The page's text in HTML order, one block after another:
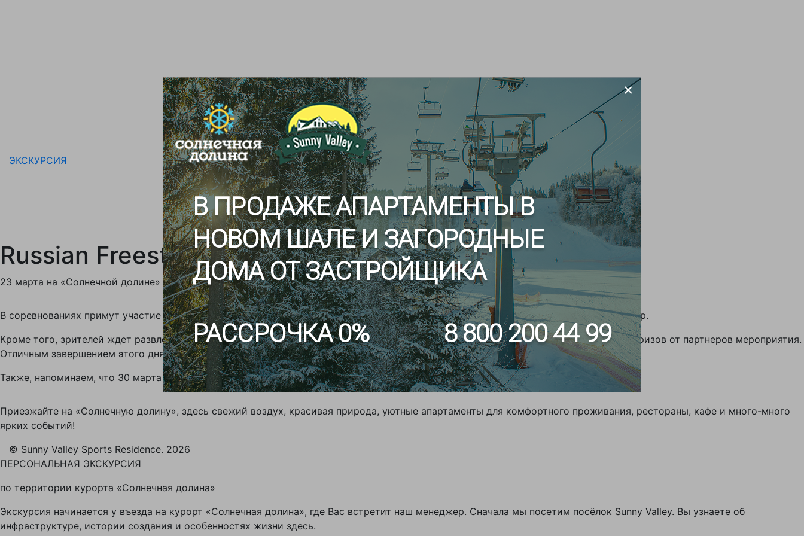
ЭКСКУРСИЯ
8 800 200-44-99
+7 351 220-00-22
Russian Freestyle Games на «Солнечной долине»
23 марта на «Солнечной долине» пройдет ежегодный фестиваль фристайла и сноуборда Russian Freestyle Games!
В соревнованиях примут участие спортсмены из России и из-за рубежа. Спортсмены выступят в дисциплинах слоуп-стайл и биг-эйр.
Кроме того, зрителей ждет развлекательная программа: танцевальный шоу-балет, диджей, ведущий, аниматоры, а еще розыгрыш призов от партнеров мероприятия.
Отличным завершением этого дня станет вечеринка в кафе у подножия горы. Не пропустите!
Также, напоминаем, что 30 марта на курорте состоится грандиозный спуск в купальниках и карнавальных костюмах!
Приезжайте на «Солнечную долину», здесь свежий воздух, красивая природа, уютные апартаменты для комфортного проживания, рестораны, кафе и много-много
ярких событий!
© Sunny Valley Sports Residence. 2026
ПЕРСОНАЛЬНАЯ ЭКСКУРСИЯ
по территории курорта «Солнечная долина»
Экскурсия начинается у въезда на курорт «Солнечная долина», где Вас встретит наш менеджер. Сначала мы посетим посёлок Sunny Valley. Вы узнаете об
инфраструктуре, истории создания и особенностях жизни здесь.
В ПРОДАЖЕ АПАРТАМЕНТЫ В
НОВОМ ШАЛЕ И ЗАГОРОДНЫЕ
ДОМА ОТ ЗАСТРОЙЩИКА
РАССРОЧКА 0% 8 800 200 44 99
×